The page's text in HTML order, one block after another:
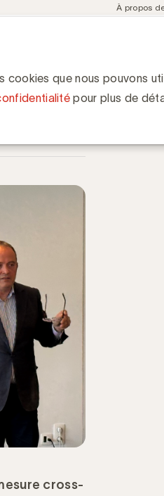
que nous pouvons
pour plus de
Meta
À propos
défi ?
cross-